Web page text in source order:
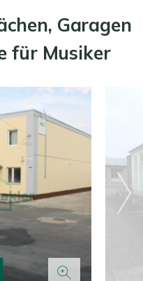
Garagen
für Musiker